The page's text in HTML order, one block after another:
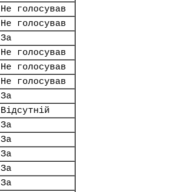
Не голосував
Не голосував
За
Не голосував
Не голосував
Не голосував
За
Відсутній
За
За
За
За
За